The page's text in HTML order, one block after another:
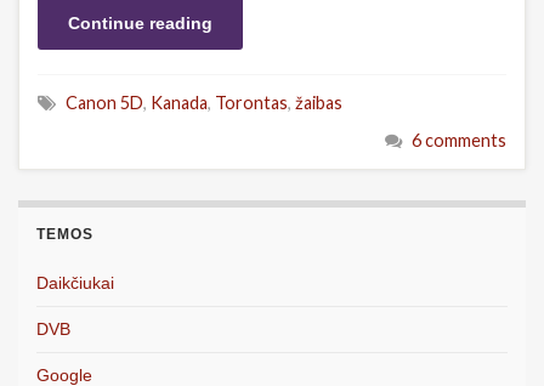
Continue reading
Canon 5D, Kanada, Torontas, žaibas
6 comments
TEMOS
Daikčiukai
DVB
Google